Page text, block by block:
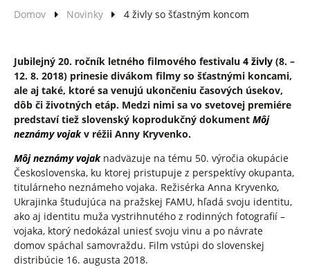
Domov Novinky 4 živly so šťastným koncom
Jubilejný 20. ročník letného filmového festivalu 4 živly (8. –
12. 8. 2018) prinesie divákom filmy so šťastnými koncami,
ale aj také, ktoré sa venujú ukončeniu časových úsekov,
dôb či životných etáp. Medzi nimi sa vo svetovej premiére
predstaví tiež slovenský koprodukčný dokument Môj
neznámy vojak v réžii Anny Kryvenko.
Môj neznámy vojaknadväzuje na tému 50. výročia okupácie
Československa, ku ktorej pristupuje z perspektívy okupanta,
titulárneho neznámeho vojaka. Režisérka Anna Kryvenko,
Ukrajinka študujúca na pražskej FAMU, hľadá svoju identitu,
ako aj identitu muža vystrihnutého z rodinných fotografií –
vojaka, ktorý nedokázal uniesť svoju vinu a po návrate
domov spáchal samovraždu. Film vstúpi do slovenskej
distribúcie 16. augusta 2018.